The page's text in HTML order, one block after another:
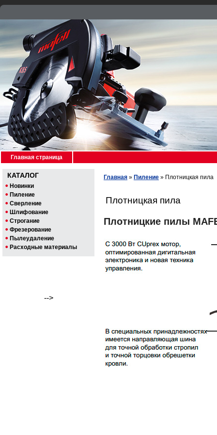
Главная страница
КАТАЛОГ
Новинки
Пиление
Сверление
Шлифование
Строгание
Фрезерование
Пылеудаление
Расходные материалы
-->
Главная » Пиление » Плотницкая пила
Плотницкая пила
Плотницкие пилы